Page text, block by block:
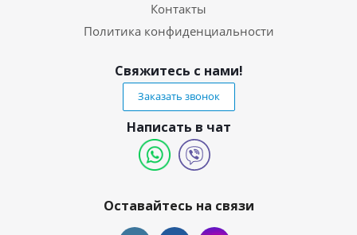
Контакты
Политика конфиденциальности
Свяжитесь с нами!
Заказать звонок
Написать в чат
Оставайтесь на связи